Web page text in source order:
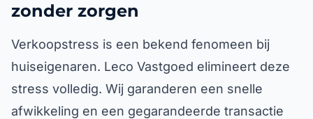
zonder zorgen
Verkoopstress is een bekend fenomeen bij
huiseigenaren. Leco Vastgoed elimineert deze
stress volledig. Wij garanderen een snelle
afwikkeling en een gegarandeerde transactie